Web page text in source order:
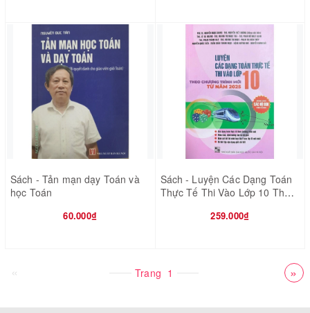
Sách - Tản mạn dạy Toán và
học Toán
60.000₫
Sách - Luyện Các Dạng Toán
Thực Tế Thi Vào Lớp 10 Theo
2025(Dùng Chung Cho Các Bộ
259.000₫
« Trang 1 »